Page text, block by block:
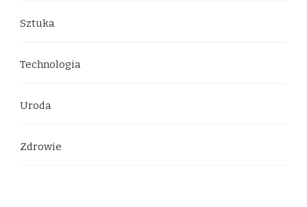
Sztuka
Technologia
Uroda
Zdrowie